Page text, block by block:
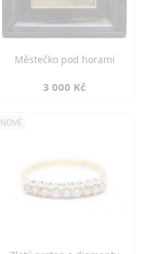
Městečko pod horami
3 000 Kč
NOVÉ